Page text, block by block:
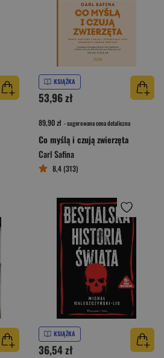
KSIĄŻKA
53,96 zł
89,90 zł - sugerowana cena detaliczna
Co myślą i czują zwierzęta
Carl Safina
8,4 (313)
KSIĄŻKA
36,54 zł